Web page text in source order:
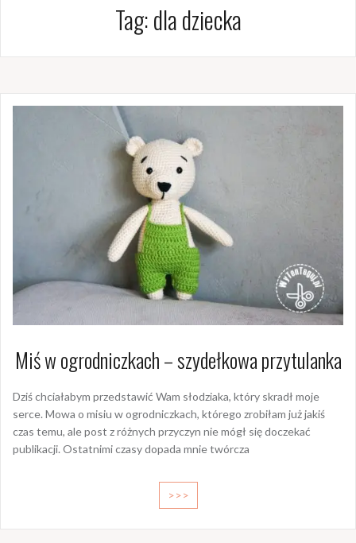
Tag:dla dziecka
Miś w ogrodniczkach – szydełkowa przytulanka
Dziś chciałabym przedstawić Wam słodziaka, który skradł moje
serce. Mowa o misiu w ogrodniczkach, którego zrobiłam już jakiś
czas temu, ale post z różnych przyczyn nie mógł się doczekać
publikacji. Ostatnimi czasy dopada mnie twórcza
>>>